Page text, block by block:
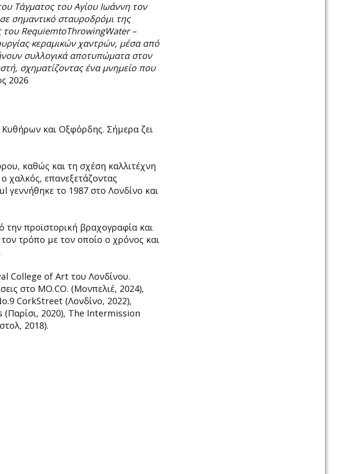
Τάγματος του Αγίου Ιωάννη τον
σημαντικό σταυροδρόμι της
του RequiemtoThrowingWater –
κεραμικών χαντρών, μέσα από
συλλογικά αποτυπώματα στον
σχηματίζοντας ένα μνημείο που
2026
και Οξφόρδης. Σήμερα ζει
καθώς και τη σχέση καλλιτέχνη
χαλκός, επανεξετάζοντας
γεννήθηκε το 1987 στο Λονδίνο και
προϊστορική βραχογραφία και
τρόπο με τον οποίο ο χρόνος και
College of Art του Λονδίνου.
στο MO.CO. (Μονπελιέ, 2024),
CorkStreet (Λονδίνο, 2022),
2020), The Intermission
2018).